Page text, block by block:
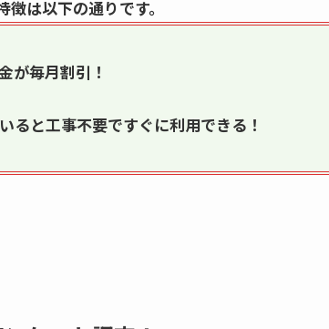
は以下の通りです。
が毎月割引！
ると工事不要ですぐに利用できる！